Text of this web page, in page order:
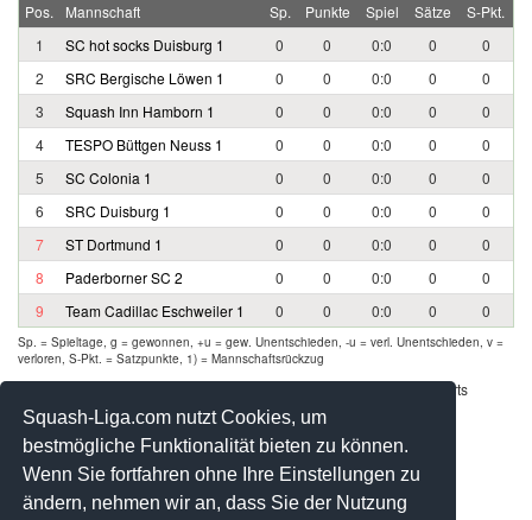
Squash-Liga.com nutzt Cookies, um
bestmögliche Funktionalität bieten zu können.
Wenn Sie fortfahren ohne Ihre Einstellungen zu
ändern, nehmen wir an, dass Sie der Nutzung
Pos. Mannschaft Sp. Punkte Spiel Sätze
S-Pkt.
1
SC hot socks Duisburg 1 0 0 0:0 0
0
2
SRC Bergische Löwen 1 0 0 0:0 0
0
3
Squash Inn Hamborn 1 0 0 0:0 0
0
4
TESPO Büttgen Neuss 1 0 0 0:0 0
0
5
SC Colonia 1 0 0 0:0 0
0
6
SRC Duisburg 1 0 0 0:0 0
0
7
ST Dortmund 1 0 0 0:0 0
0
8
Paderborner SC 2 0 0 0:0 0
0
9
Team Cadillac Eschweiler 1 0 0 0:0 0 0
Sp. = Spieltage, g = gewonnen, +u = gew. Unentschieden, -u = verl. Unentschieden, v =
verloren, S-Pkt. = Satzpunkte, 1) = Mannschaftsrückzug
Werbung - Offizielle Pool Partner des deutschen Squashsports